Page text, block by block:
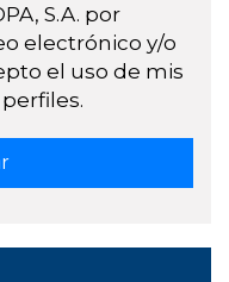
S.A. por
electrónico y/o
el uso de mis